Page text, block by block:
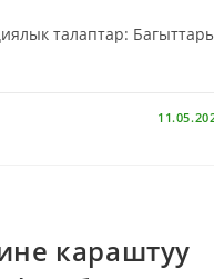
талаптар:
караштуу